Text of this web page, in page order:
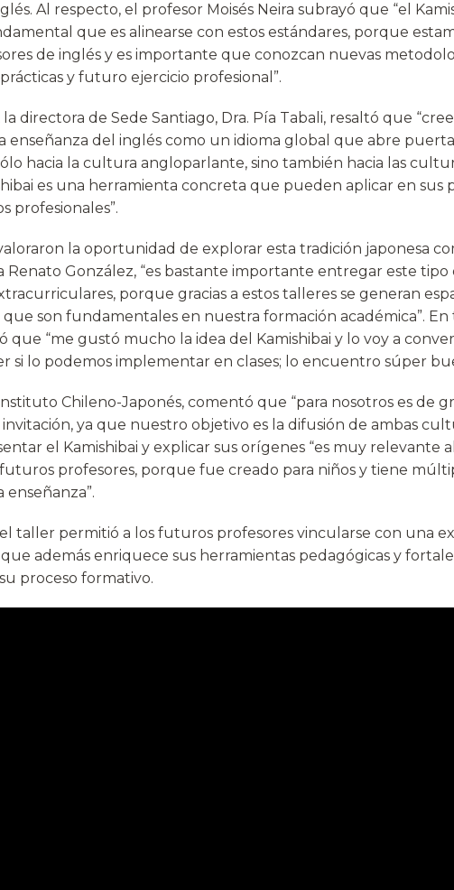
Al respecto, el profesor Moisés Neira subrayó que “el
que es alinearse con estos estándares, porque
de inglés y es importante que conozcan nuevas
y futuro ejercicio profesional”.
directora de Sede Santiago, Dra. Pía Tabali, resaltó que
enseñanza del inglés como un idioma global que abre
hacia la cultura angloparlante, sino también hacia las
es una herramienta concreta que pueden aplicar en sus
profesionales”.
la oportunidad de explorar esta tradición japonesa
Renato González, “es bastante importante entregar este tipo
porque gracias a estos talleres se generan
son fundamentales en nuestra formación académica”. En
que “me gustó mucho la idea del Kamishibai y lo voy a
si lo podemos implementar en clases; lo encuentro súper
Chileno-Japonés, comentó que “para nosotros es de
ya que nuestro objetivo es la difusión de ambas
el Kamishibai y explicar sus orígenes “es muy relevante al
profesores, porque fue creado para niños y tiene
enseñanza”.
taller permitió a los futuros profesores vincularse con una
además enriquece sus herramientas pedagógicas y
proceso formativo.